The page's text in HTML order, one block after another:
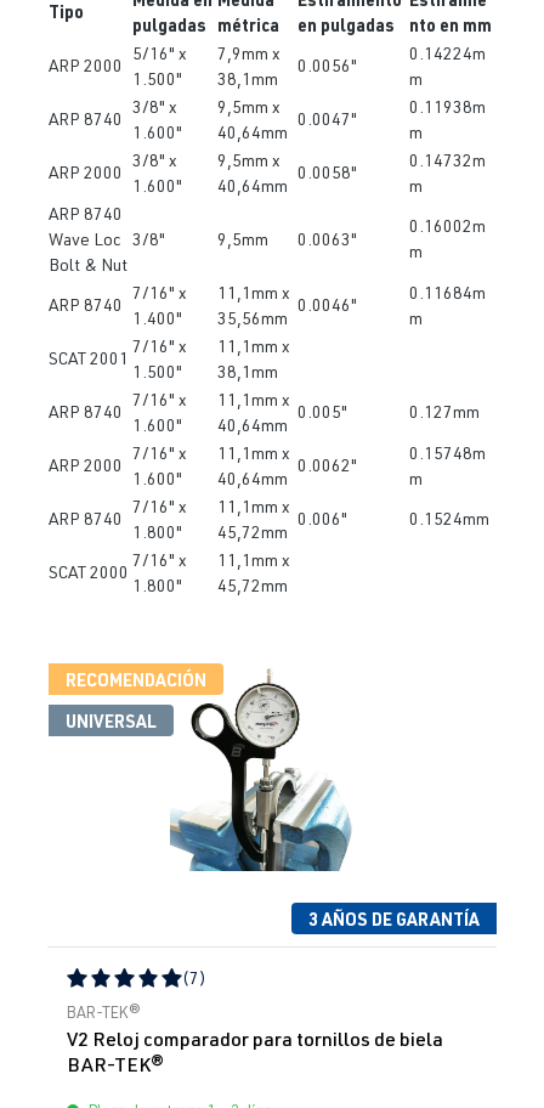
Tipo
pulgadas
métrica
en pulgadas
nto en mm
ARP 2000
5/16" x
1.500"
7,9mm x
38,1mm
0.0056"
0.14224m
m
ARP 8740
3/8" x
1.600"
9,5mm x
40,64mm
0.0047"
0.11938m
m
ARP 2000
3/8" x
1.600"
9,5mm x
40,64mm
0.0058"
0.14732m
m
ARP 8740
Wave Loc
Bolt & Nut
3/8" 9,5mm 0.0063"
0.16002m
m
ARP 8740
7/16" x
1.400"
11,1mm x
35,56mm
0.0046"
0.11684m
m
SCAT 2001
7/16" x
1.500"
11,1mm x
38,1mm
ARP 8740
7/16" x
1.600"
11,1mm x
40,64mm
0.005" 0.127mm
ARP 2000
7/16" x
1.600"
11,1mm x
40,64mm
0.0062"
0.15748m
m
ARP 8740
7/16" x
1.800"
11,1mm x
45,72mm
0.006" 0.1524mm
SCAT 2000
7/16" x
1.800"
11,1mm x
45,72mm
RECOMENDACIÓN
UNIVERSAL
3 AÑOS DE GARANTÍA
Calificación promedio de 5 de 5 estrellas
(7)
BAR-TEK®
V2 Reloj comparador para tornillos de biela
BAR-TEK®